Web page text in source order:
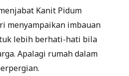
Kanit Pidum
menyampaikan imbauan
lebih berhati-hati bila
Apalagi rumah dalam